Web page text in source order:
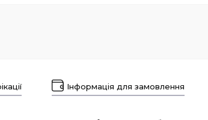
Інформація для замовлення